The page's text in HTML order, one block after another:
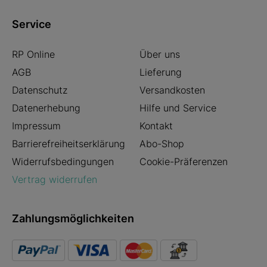
der digitalen Rheinischen Post
Service
RP Online
Über uns
AGB
Lieferung
Datenschutz
Versandkosten
Datenerhebung
Hilfe und Service
Impressum
Kontakt
Barrierefreiheitserklärung
Abo-Shop
Widerrufsbedingungen
Cookie-Präferenzen
Vertrag widerrufen
Zahlungsmöglichkeiten